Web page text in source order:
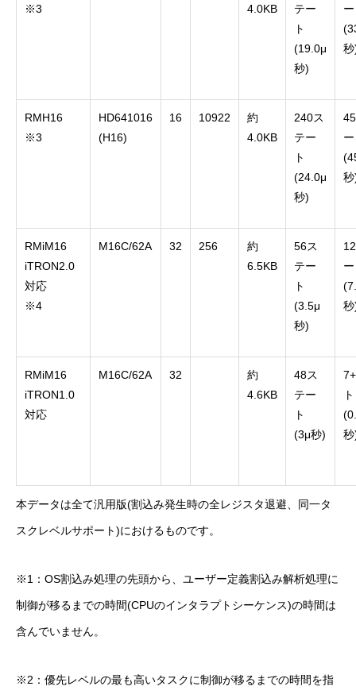
※3
4.0KB
テー
ト
(19.0μ
秒)
RMH16
※3
HD641016
(H16)
16 10922
約
4.0KB
240ス
テー
ト
(24.0μ
秒)
RMiM16
iTRON2.0
対応
※4
M16C/62A 32 256
約
6.5KB
56ス
テー
ト
(3.5μ
秒)
RMiM16
iTRON1.0
対応
M16C/62A 32
約
4.6KB
48ス
テー
ト
(3μ秒)
ト
本データは全て汎用版(割込み発生時の全レジスタ退避、同一タ
スクレベルサポート)におけるものです。
※1：OS割込み処理の先頭から、ユーザー定義割込み解析処理に
制御が移るまでの時間(CPUのインタラプトシーケンス)の時間は
含んでいません。
※2：優先レベルの最も高いタスクに制御が移るまでの時間を指